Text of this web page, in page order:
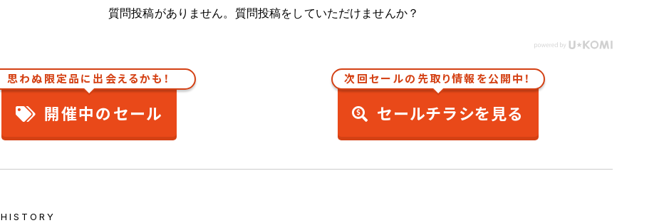
質問投稿がありません。質問投稿をしていただけませんか？
思わぬ限定品に出会えるかも！
開催中のセール
次回セールの先取り情報を公開中！
セールチラシを見る
HISTORY